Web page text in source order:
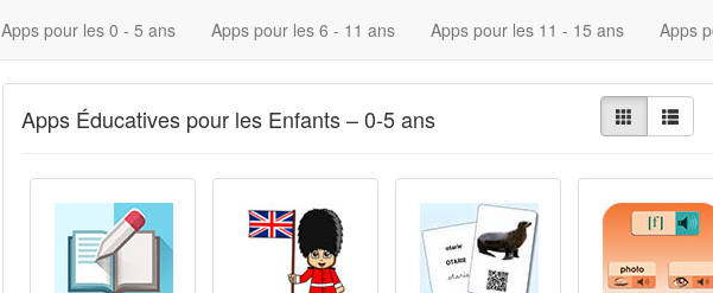
Apps pour les 0 - 5 ans Apps pour les 6 - 11 ans Apps pour les 11 - 15 ans Apps
Apps Éducatives pour les Enfants – 0-5 ans